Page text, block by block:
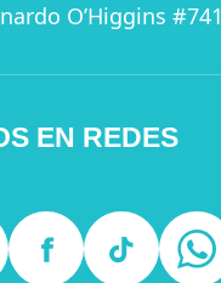
O’Higgins #741
EN REDES